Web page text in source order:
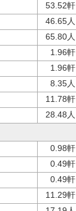
53.52軒
46.65人
65.80人
1.96軒
1.96軒
8.35人
11.78軒
28.48人
0.98軒
0.49軒
0.49軒
11.29軒